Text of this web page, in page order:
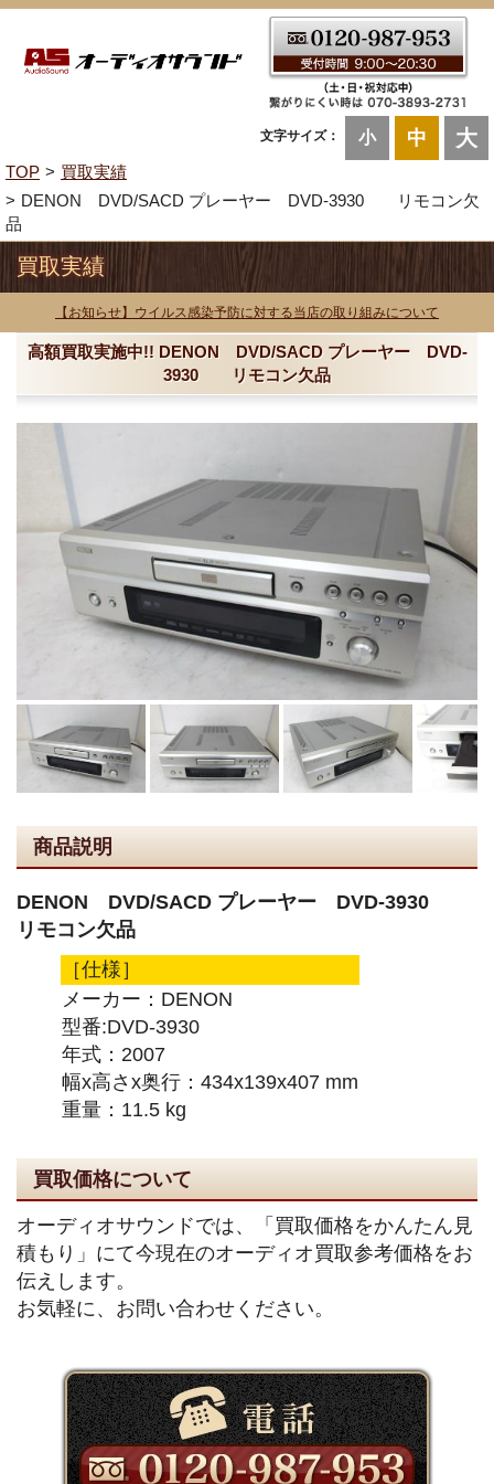
文字サイズ： 小 中 大
TOP
買取実績
DENON DVD/SACD プレーヤー DVD-3930 リモコン欠
品
買取実績
【お知らせ】ウイルス感染予防に対する当店の取り組みについて
高額買取実施中!! DENON DVD/SACD プレーヤー DVD-
3930 リモコン欠品
商品説明
DENON DVD/SACD プレーヤー DVD-3930
リモコン欠品
［仕様］
メーカー：DENON
型番:DVD-3930
年式：2007
幅x高さx奥行：434x139x407 mm
重量：11.5 kg
買取価格について
オーディオサウンドでは、「買取価格をかんたん見
積もり」にて今現在のオーディオ買取参考価格をお
伝えします。
お気軽に、お問い合わせください。